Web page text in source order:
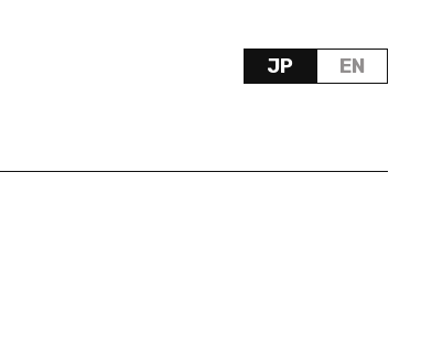
JP EN